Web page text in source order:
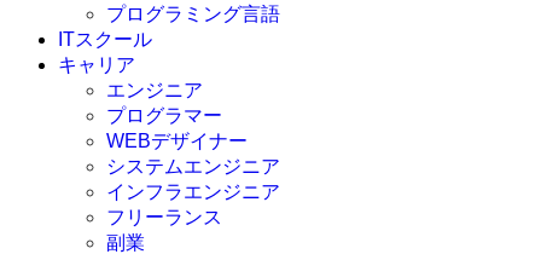
プログラミング言語
C言語
C#
VBA
Go言語
Kotlin
Java
JavaScript
ITスクール
キャリア
エンジニア
プログラマー
WEBデザイナー
システムエンジニア
インフラエンジニア
フリーランス
副業